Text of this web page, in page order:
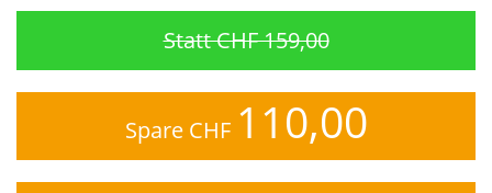
Statt CHF 159,00
Spare CHF 110,00